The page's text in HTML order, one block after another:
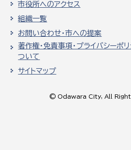
市役所へのアクセス
組織一覧
お問い合わせ・市への提案
著作権・免責事項・プライバシーポリ
ついて
サイトマップ
© Odawara City, All